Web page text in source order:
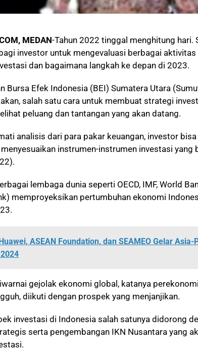
MEDAN-Tahun 2022 tinggal menghitung hari.
investor untuk mengevaluasi berbagai
dan bagaimana langkah ke depan di 2023.
Bursa Efek Indonesia (BEI) Sumatera Utara
salah satu cara untuk membuat strategi
peluang dan tantangan yang akan datang.
analisis dari para pakar keuangan, investor
instrumen-instrumen investasi yang
lembaga dunia seperti OECD, IMF, World
memproyeksikan pertumbuhan ekonomi
ASEAN Foundation, dan SEAMEO Gelar
gejolak ekonomi global, katanya
diikuti dengan prospek yang menjanjikan.
investasi di Indonesia salah satunya didorong
serta pengembangan IKN Nusantara yang